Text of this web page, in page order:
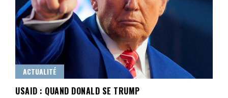
ACTUALITÉ
USAID : QUAND DONALD SE TRUMP